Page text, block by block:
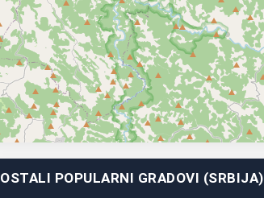
OSTALI POPULARNI GRADOVI (SRBIJA)